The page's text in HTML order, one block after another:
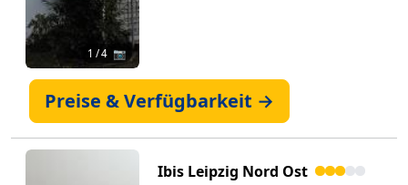
1 / 4 📷
Preise & Verfügbarkeit →
Ibis Leipzig Nord Ost